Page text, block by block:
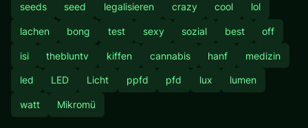
seeds seed legalisieren crazy cool lol
lachen bong test sexy sozial best off
isi thebluntv kiffen cannabis hanf medizin
led LED Licht ppfd pfd lux lumen
watt Mikromü